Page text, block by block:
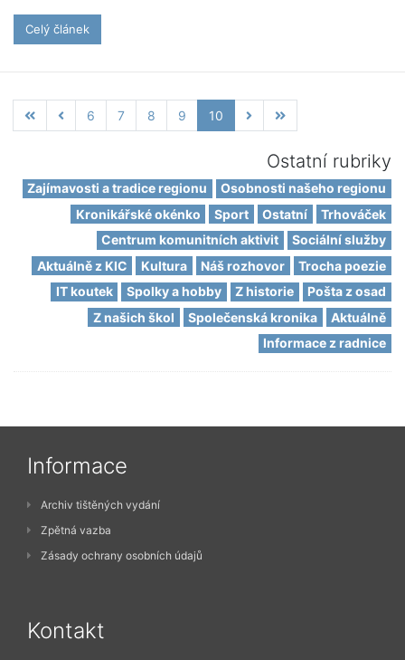
Celý článek
6 7 8 9 10
Ostatní rubriky
Zajímavosti a tradice regionu
Osobnosti našeho regionu
Kronikářské okénko
Sport Ostatní
Trhováček
Centrum komunitních aktivit
Sociální služby
Aktuálně z KIC
Kultura Náš rozhovor
Trocha poezie
IT koutek
Spolky a hobby Z historie
Pošta z osad
Z našich škol
Společenská kronika
Aktuálně
Informace z radnice
Informace
Archiv tištěných vydání
Zpětná vazba
Zásady ochrany osobních údajů
Kontakt